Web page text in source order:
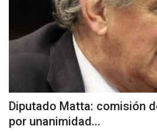
Diputado Matta: comisión
por unanimidad...